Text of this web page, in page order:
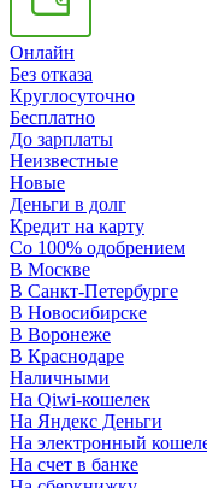
Онлайн
Без отказа
Круглосуточно
Бесплатно
До зарплаты
Неизвестные
Новые
Деньги в долг
Кредит на карту
Со 100% одобрением
В Москве
В Санкт-Петербурге
В Новосибирске
В Воронеже
В Краснодаре
Наличными
На Qiwi-кошелек
На Яндекс Деньги
На электронный
На счет в банке